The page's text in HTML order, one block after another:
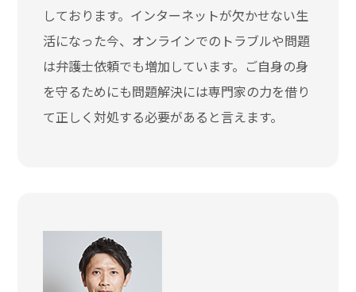
しております。インターネットが欠かせない生
活になった今、オンラインでのトラブルや問題
は弁護士依頼でも増加しています。ご自身の身
を守るためにも問題解決には専門家の力を借り
て正しく対処する必要があると言えます。